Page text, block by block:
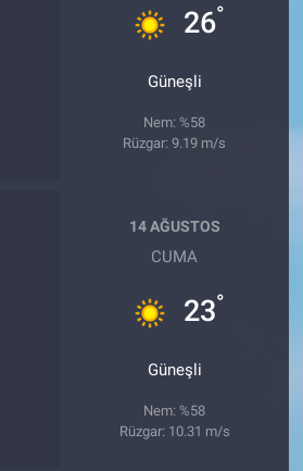
26°
Güneşli
Nem: %58
Rüzgar: 9.19 m/s
14 AĞUSTOS
CUMA
23°
Güneşli
Nem: %58
Rüzgar: 10.31 m/s